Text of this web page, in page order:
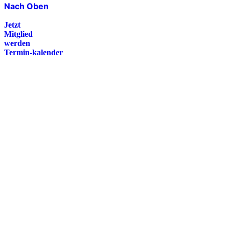
Nach Oben
Jetzt
Mitglied
werden
Termin-kalender